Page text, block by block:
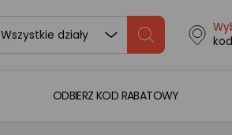
Wszystkie działy
ODBIERZ KOD RABATOWY